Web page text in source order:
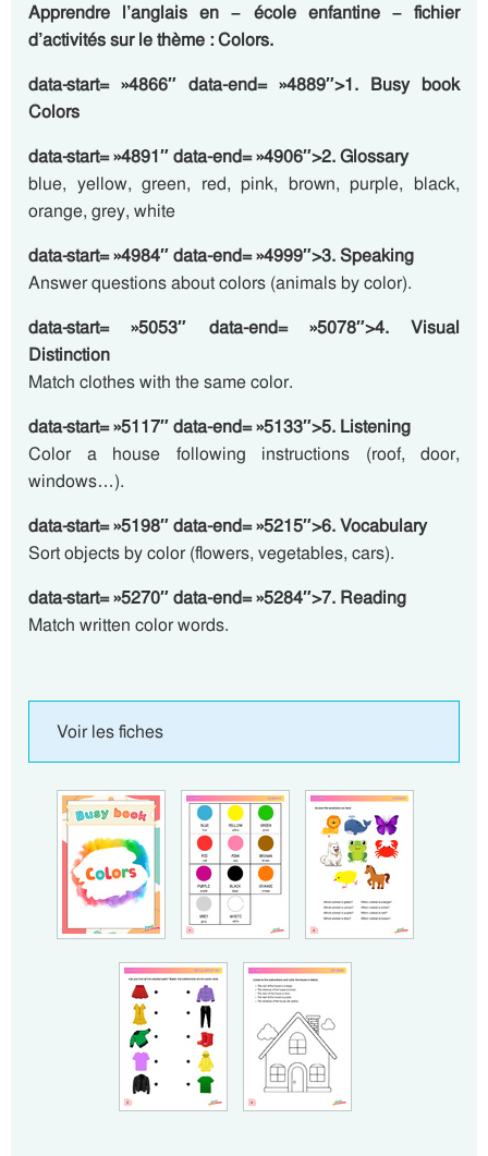
Apprendre l’anglais en – école enfantine – fichier
d’activités sur le thème : Colors.
data-start= »4866″ data-end= »4889″>1. Busy book
Colors
data-start= »4891″ data-end= »4906″>2. Glossary
blue, yellow, green, red, pink, brown, purple, black,
orange, grey, white
data-start= »4984″ data-end= »4999″>3. Speaking
Answer questions about colors (animals by color).
data-start= »5053″ data-end= »5078″>4. Visual
Distinction
Match clothes with the same color.
data-start= »5117″ data-end= »5133″>5. Listening
Color a house following instructions (roof, door,
windows…).
data-start= »5198″ data-end= »5215″>6. Vocabulary
Sort objects by color (flowers, vegetables, cars).
data-start= »5270″ data-end= »5284″>7. Reading
Match written color words.
Voir les fiches